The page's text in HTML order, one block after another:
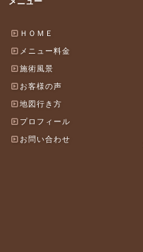
ＨＯＭＥ
メニュー料金
施術風景
お客様の声
地図行き方
プロフィール
お問い合わせ